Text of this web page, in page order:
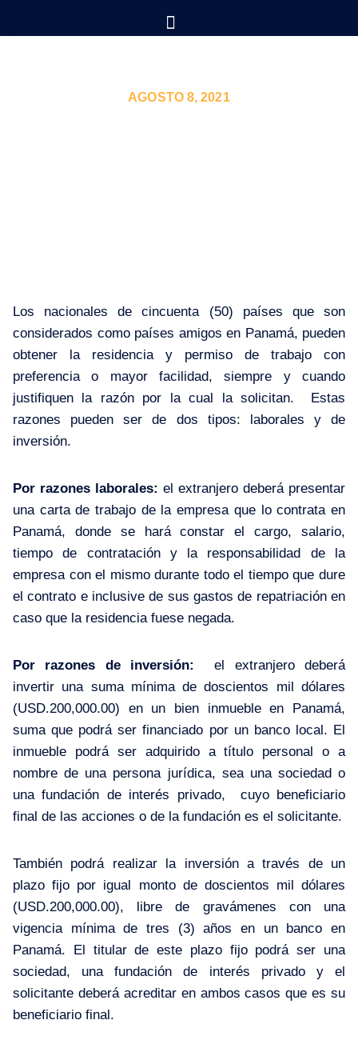
AGOSTO 8, 2021
Los nacionales de cincuenta (50) países que son
considerados como países amigos en Panamá, pueden
obtener la residencia y permiso de trabajo con
preferencia o mayor facilidad, siempre y cuando
justifiquen la razón por la cual la solicitan. Estas
razones pueden ser de dos tipos: laborales y de
inversión.
Por razones laborales: el extranjero deberá presentar
una carta de trabajo de la empresa que lo contrata en
Panamá, donde se hará constar el cargo, salario,
tiempo de contratación y la responsabilidad de la
empresa con el mismo durante todo el tiempo que dure
el contrato e inclusive de sus gastos de repatriación en
caso que la residencia fuese negada.
Por razones de inversión:
el extranjero deberá
invertir una suma mínima de doscientos mil dólares
(USD.200,000.00) en un bien inmueble en Panamá,
suma que podrá ser financiado por un banco local. El
inmueble podrá ser adquirido a título personal o a
nombre de una persona jurídica, sea una sociedad o
una fundación de interés privado, cuyo beneficiario
final de las acciones o de la fundación es el solicitante.
También podrá realizar la inversión a través de un
plazo fijo por igual monto de doscientos mil dólares
(USD.200,000.00), libre de gravámenes con una
vigencia mínima de tres (3) años en un banco en
Panamá. El titular de este plazo fijo podrá ser una
sociedad, una fundación de interés privado y el
solicitante deberá acreditar en ambos casos que es su
beneficiario final.